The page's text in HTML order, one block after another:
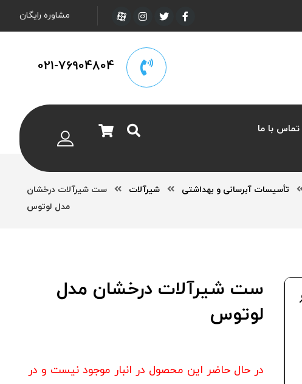
مشاوره رایگان
021-76904804
تماس با ما
تأسیسات آبرسانی و بهداشتی شیرآلات
ست شیرآلات درخشان
مدل لوتوس
ست شیرآلات درخشان مدل
لوتوس
در حال حاضر این محصول در انبار موجود نیست و در